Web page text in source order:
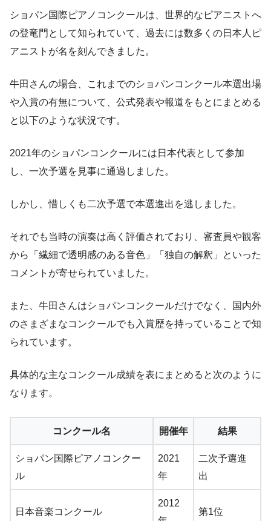
ショパン国際ピアノコンクールは、世界的なピアニストへ
の登竜門として知られていて、過去には数多くの日本人ピ
アニストが名を刻んできました。
牛田さんの場合、これまでのショパンコンクール本選出場
や入賞の有無について、公式発表や報道をもとにまとめる
と以下のような状況です。
2021年のショパンコンクールには日本代表として参加
し、一次予選を見事に通過しました。
しかし、惜しくも二次予選で本選進出を逃しました。
それでも当時の演奏は高く評価されており、審査員や観客
から「繊細で透明感のある音色」「独自の解釈」といった
コメントが寄せられていました。
また、牛田さんはショパンコンクールだけでなく、国内外
のさまざまなコンクールでも入賞歴を持っていることで知
られています。
具体的な主なコンクール成績を表にまとめると次のように
なります。
コンクール名 開催年 結果
ショパン国際ピアノコンクー
ル
2021
年
二次予選進
出
日本音楽コンクール
2012
第1位